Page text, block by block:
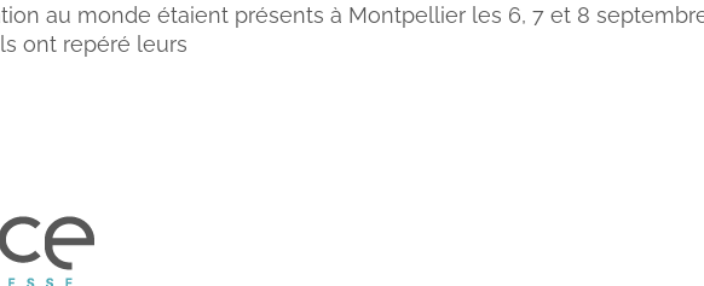
au monde étaient présents à Montpellier les 6, 7 et 8
ont repéré leurs